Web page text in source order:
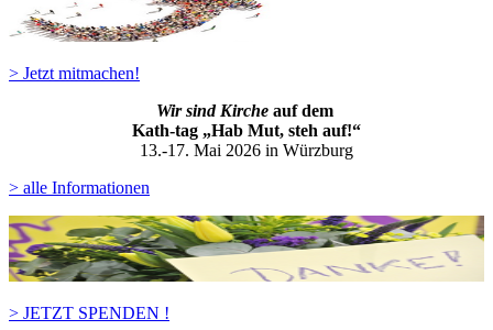
> Jetzt mitmachen!
Wir sind Kirche auf dem
Kath-tag „Hab Mut, steh auf!“
13.-17. Mai 2026 in Würzburg
> alle Informationen
> JETZT SPENDEN !